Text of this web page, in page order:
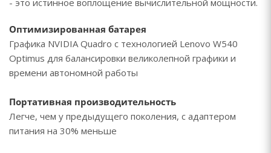
- это истинное воплощение вычислительной мощности.
Оптимизированная батарея
Графика NVIDIA Quadro с технологией Lenovo W540
Optimus для балансировки великолепной графики и
времени автономной работы
Портативная производительность
Легче, чем у предыдущего поколения, с адаптером
питания на 30% меньше